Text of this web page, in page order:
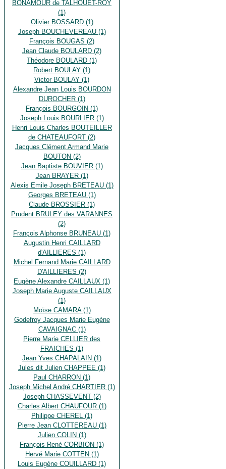
BONAMOUR de TALHOUET-ROY
(1)
Olivier BOSSARD (1)
Joseph BOUCHEVEREAU (1)
François BOUGAS (2)
Jean Claude BOULARD (2)
Théodore BOULARD (1)
Robert BOULAY (1)
Victor BOULAY (1)
Alexandre Jean Louis BOURDON
DUROCHER (1)
François BOURGOIN (1)
Joseph Louis BOURLIER (1)
Henri Louis Charles BOUTEILLER
de CHATEAUFORT (2)
Jacques Clément Armand Marie
BOUTON (2)
Jean Baptiste BOUVIER (1)
Jean BRAYER (1)
Alexis Emile Joseph BRETEAU (1)
Georges BRETEAU (1)
Claude BROSSIER (1)
Prudent BRULEY des VARANNES
(2)
François Alphonse BRUNEAU (1)
Augustin Henri CAILLARD
d'AILLIERES (1)
Michel Fernand Marie CAILLARD
D'AILLIERES (2)
Eugène Alexandre CAILLAUX (1)
Joseph Marie Auguste CAILLAUX
(1)
Moïse CAMARA (1)
Godefroy Jacques Marie Eugène
CAVAIGNAC (1)
Pierre Marie CELLIER des
FRAICHES (1)
Jean Yves CHAPALAIN (1)
Jules dit Julien CHAPPEE (1)
Paul CHARRON (1)
Joseph Michel André CHARTIER (1)
Joseph CHASSEVENT (2)
Charles Albert CHAUFOUR (1)
Philippe CHEREL (1)
Pierre Jean CLOTTEREAU (1)
Julien COLIN (1)
François René CORBION (1)
Hervé Marie COTTEN (1)
Louis Eugène COUILLARD (1)